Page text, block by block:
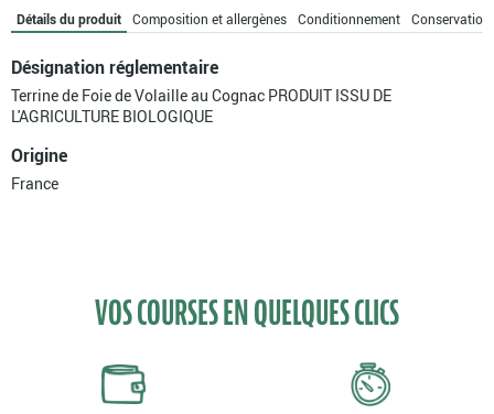
volaille
au
Cognac
Détails du produit Composition et allergènes Conditionnement Conservation
Désignation réglementaire
Terrine de Foie de Volaille au Cognac PRODUIT ISSU DE
L'AGRICULTURE BIOLOGIQUE
Origine
France
VOS COURSES EN QUELQUES CLICS